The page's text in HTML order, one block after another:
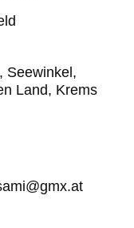
Seewinkel,
Land, Krems